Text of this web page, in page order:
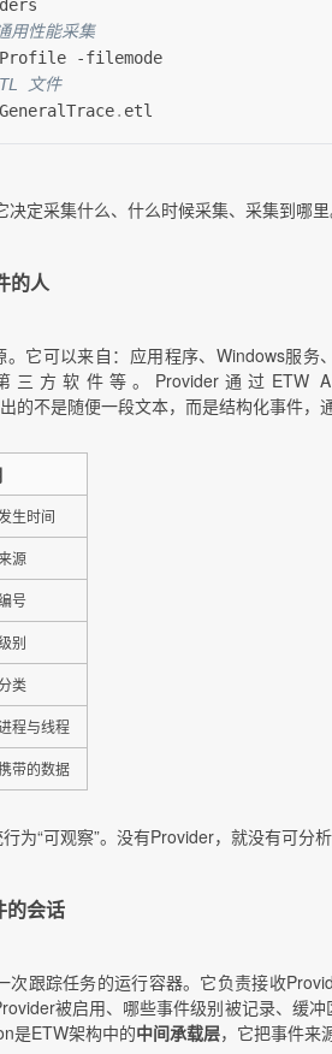
用性能采集
-
文件
. etl
决定采集什么、什么时候采集、采集到哪
的人
它可以来自：应用程序、Windows服务
三方软件等。Provider通过ETW
的不是随便一段文本，而是结构化事件，
生时间
源
号
别
类
程与线程
带的数据
为“可观察”。没有Provider，就没有可分
的会话
次跟踪任务的运行容器。它负责接收
被启用、哪些事件级别被记录、缓
是ETW架构中的中间承载层，它把事件来